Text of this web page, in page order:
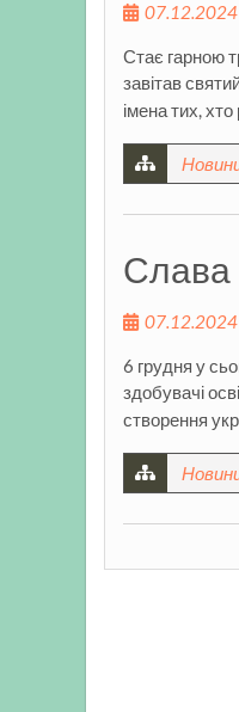
07.12.2024
Стає гарною
завітав
імена тих,
07.12.2024
6 грудня у
здобувачі
створення